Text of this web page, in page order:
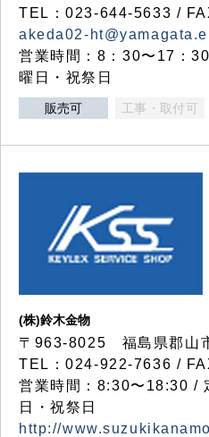
TEL：023-644-5633 /
akeda02-
営業時間：8：30〜17：
曜日・祝祭日
販売可 工事・取付可
(株)鈴木金物
〒963-8025 福島県郡山
TEL：024-922-7636 /
営業時間：8:30〜18:30 /
日・祝祭日
http://